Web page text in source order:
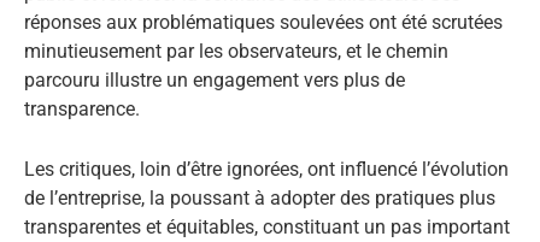
réponses aux problématiques soulevées ont été scrutées
minutieusement par les observateurs, et le chemin
parcouru illustre un engagement vers plus de
transparence.
Les critiques, loin d’être ignorées, ont influencé l’évolution
de l’entreprise, la poussant à adopter des pratiques plus
transparentes et équitables, constituant un pas important